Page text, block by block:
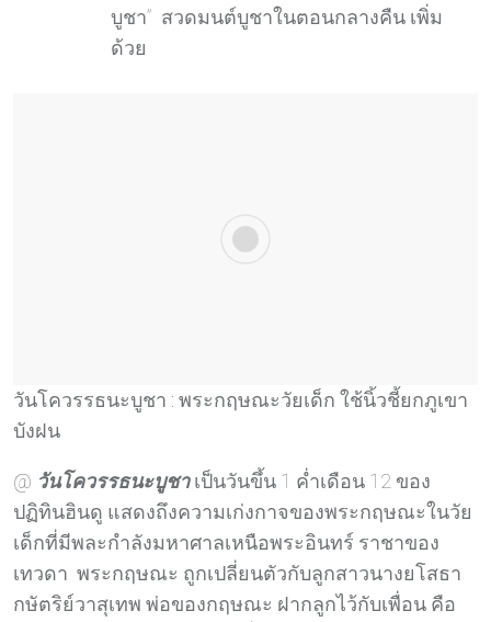
บูชา” สวดมนต์บูชาในตอนกลางคืน เพิ่ม
ด้วย
วันโควรรธนะบูชา : พระกฤษณะวัยเด็ก ใช้นิ้วชี้ยกภูเขา
บังฝน
@ วันโควรรธนะบูชาเป็นวันขึ้น 1 ค่ำเดือน 12 ของ
ปฏิทินฮินดู แสดงถึงความเก่งกาจของพระกฤษณะในวัย
เด็กที่มีพละกำลังมหาศาลเหนือพระอินทร์ ราชาของ
เทวดา พระกฤษณะ ถูกเปลี่ยนตัวกับลูกสาวนางยโสธา
กษัตริย์วาสุเทพ พ่อของกฤษณะ ฝากลูกไว้กับเพื่อน คือ